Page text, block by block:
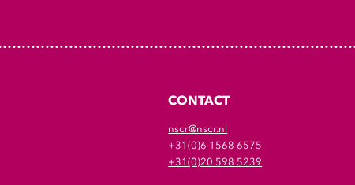
CONTACT
nscr@nscr.nl
+31(0)6 1568 6575
+31(0)20 598 5239